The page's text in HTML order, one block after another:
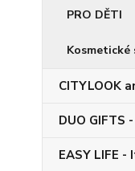
PRO DĚTI
Kosmetické
CITYLOOK
DUO GIFTS
EASY LIFE